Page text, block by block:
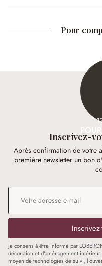
Pour
Inscrivez-
Après confirmation de votre
première newsletter un bon
Adresse e-mail
Je consens à être informé par
décoration et d'aménagement
moyen de technologies de suivi,